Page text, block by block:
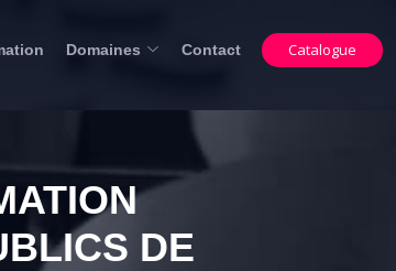
Domaines Contact Catalogue
DE